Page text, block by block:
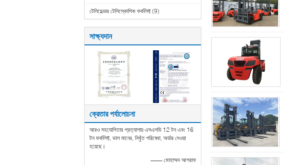
টেলিহেল্ডার টেলিস্কোপিক ফর্কলিফ্ট (9)
সাক্ষ্যদান
ক্রেতার পর্যালোচনা
আরও সহযোগিতার প্রত্যাশায় এসএলডি 12 টন এবং 16
টন ফর্কলিফ্ট, ভাল মানের, নিখুঁত পরিষেবা, অর্ডার দেওয়া
হয়েছে।
—— মোহাম্মদ আশরাফ